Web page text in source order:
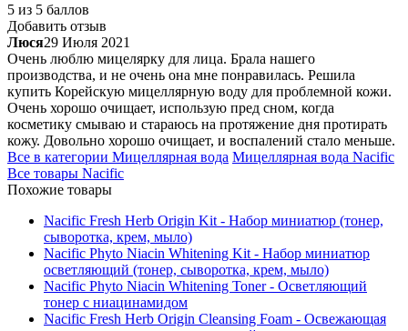
5 из 5 баллов
Добавить отзыв
Люся29 Июля 2021
Очень люблю мицелярку для лица. Брала нашего
производства, и не очень она мне понравилась. Решила
купить Корейскую мицеллярную воду для проблемной кожи.
Очень хорошо очищает, использую пред сном, когда
косметику смываю и стараюсь на протяжение дня протирать
кожу. Довольно хорошо очищает, и воспалений стало меньше.
Все в категории Мицеллярная вода Мицеллярная вода Nacific
Все товары Nacific
Похожие товары
Nacific Fresh Herb Origin Kit - Набор миниатюр (тонер,
сыворотка, крем, мыло)
Nacific Phyto Niacin Whitening Kit - Набор миниатюр
осветляющий (тонер, сыворотка, крем, мыло)
Nacific Phyto Niacin Whitening Toner - Осветляющий
тонер с ниацинамидом
Nacific Fresh Herb Origin Cleansing Foam - Освежающая